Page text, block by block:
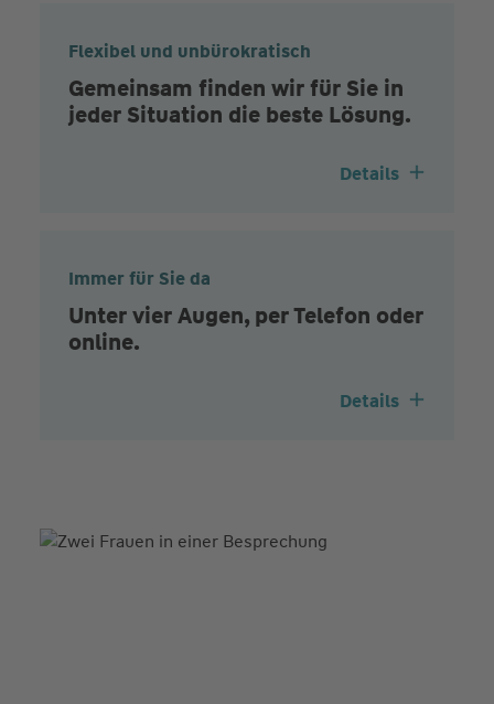
Flexibel und unbürokratisch
Gemeinsam finden wir für Sie in
jeder Situation die beste Lösung.
Details
Immer für Sie da
Unter vier Augen, per Telefon oder
online.
Details